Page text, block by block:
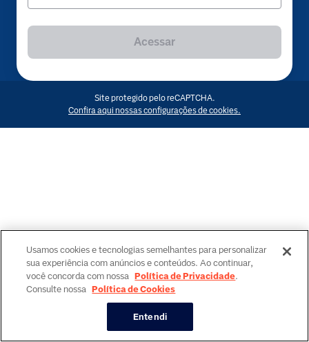
Acessar
Site protegido pelo reCAPTCHA.
Confira aqui nossas configurações de cookies.
Usamos cookies e tecnologias semelhantes para personalizar
sua experiência com anúncios e conteúdos. Ao continuar,
você concorda com nossa Política de Privacidade.
Consulte nossa Política de Cookies
Entendi